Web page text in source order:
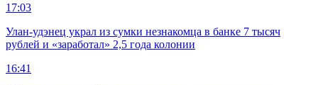
17:03
Улан-удэнец украл из сумки незнакомца в банке 7 тысяч
рублей и «заработал» 2,5 года колонии
16:41